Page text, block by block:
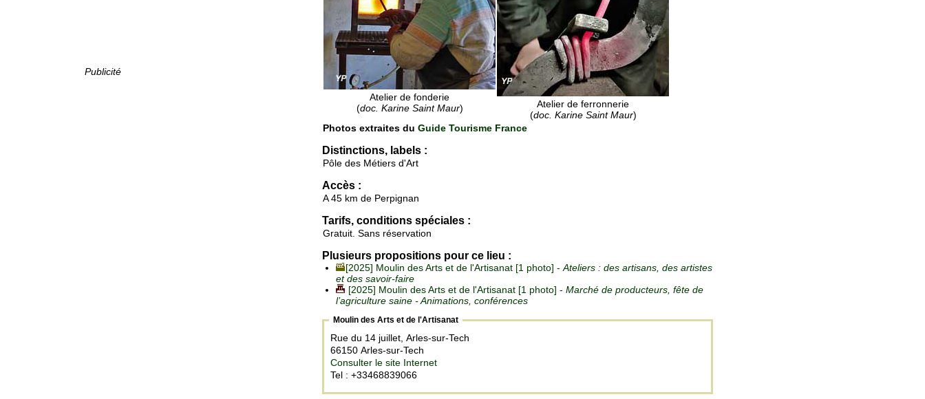
Publicité
Atelier de fonderie
(doc. Karine Saint Maur)
Atelier de ferronnerie
(doc. Karine Saint Maur)
Photos extraites du Guide Tourisme France
Distinctions, labels :
Pôle des Métiers d'Art
Accès :
A 45 km de Perpignan
Tarifs, conditions spéciales :
Gratuit. Sans réservation
Plusieurs propositions pour ce lieu :
[2025] Moulin des Arts et de l'Artisanat [1 photo] -Ateliers : des artisans, des artistes
et des savoir-faire
[2025] Moulin des Arts et de l'Artisanat [1 photo] - Marché de producteurs, fête de
l’agriculture saine - Animations, conférences
Moulin des Arts et de l'Artisanat
Rue du 14 juillet, Arles-sur-Tech
66150 Arles-sur-Tech
Consulter le site Internet
Tel : +33468839066